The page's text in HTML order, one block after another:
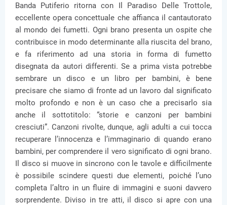
Banda Putiferio ritorna con Il Paradiso Delle Trottole,
eccellente opera concettuale che affianca il cantautorato
al mondo dei fumetti. Ogni brano presenta un ospite che
contribuisce in modo determinante alla riuscita del brano,
e fa riferimento ad una storia in forma di fumetto
disegnata da autori differenti. Se a prima vista potrebbe
sembrare un disco e un libro per bambini, è bene
precisare che siamo di fronte ad un lavoro dal significato
molto profondo e non è un caso che a precisarlo sia
anche il sottotitolo: “storie e canzoni per bambini
cresciuti”. Canzoni rivolte, dunque, agli adulti a cui tocca
recuperare l’innocenza e l’immaginario di quando erano
bambini, per comprendere il vero significato di ogni brano.
Il disco si muove in sincrono con le tavole e difficilmente
è possibile scindere questi due elementi, poiché l’uno
completa l’altro in un fluire di immagini e suoni davvero
sorprendente. Diviso in tre atti, il disco si apre con una